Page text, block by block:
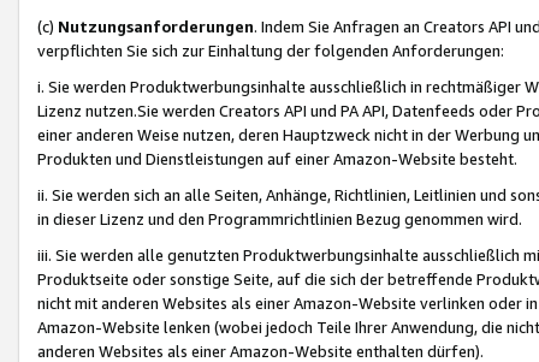
(c) Nutzungsanforderungen. Indem Sie Anfragen an Creators API
verpflichten Sie sich zur Einhaltung der folgenden Anforderungen:
i. Sie werden Produktwerbungsinhalte ausschließlich in rechtmäßiger
Lizenz nutzen.Sie werden Creators API und PA API, Datenfeeds oder
einer anderen Weise nutzen, deren Hauptzweck nicht in der Werbung
Produkten und Dienstleistungen auf einer Amazon-Website besteht.
ii. Sie werden sich an alle Seiten, Anhänge, Richtlinien, Leitlinien und
in dieser Lizenz und den Programmrichtlinien Bezug genommen wird.
iii. Sie werden alle genutzten Produktwerbungsinhalte ausschließlich
Produktseite oder sonstige Seite, auf die sich der betreffende
nicht mit anderen Websites als einer Amazon-Website verlinken oder
Amazon-Website lenken (wobei jedoch Teile Ihrer Anwendung, die
anderen Websites als einer Amazon-Website enthalten dürfen).